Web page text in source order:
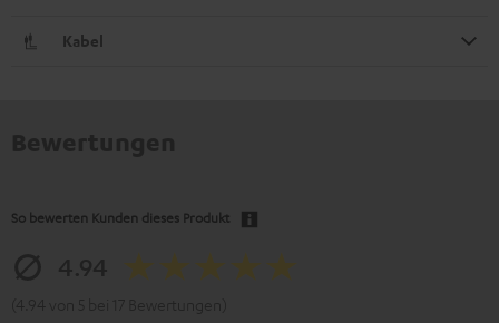
Kabel
So bewerten Kunden dieses Produkt